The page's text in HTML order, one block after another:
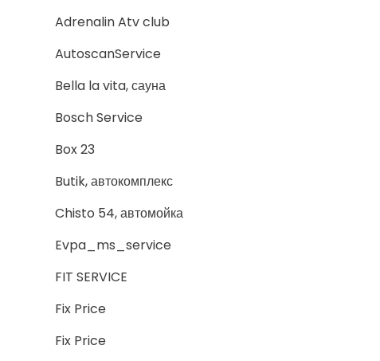
Adrenalin Atv club
AutoscanService
Bella la vita, сауна
Bosch Service
Box 23
Butik, автокомплекс
Chisto 54, автомойка
Evpa_ms_service
FIT SERVICE
Fix Price
Fix Price